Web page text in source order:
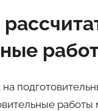
работы